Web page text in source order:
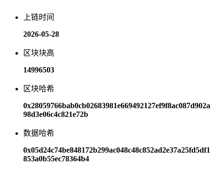
上链时间
2026-05-28
区块块高
14996503
区块哈希
0x28059766bab0cb02683981e669492127ef9f8ac087d902a
98d3e06c4c821e72b
数据哈希
0x05d24c74be848172b299ac048c48c852ad2e37a25fd5df1
853a0b55ec78364b4